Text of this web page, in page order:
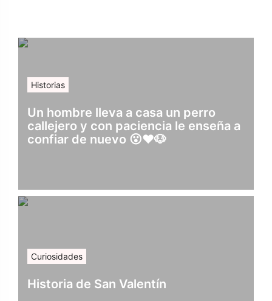
Historias
Un hombre lleva a casa un perro
callejero y con paciencia le enseña a
confiar de nuevo 😮❤️🐶
Curiosidades
Historia de San Valentín